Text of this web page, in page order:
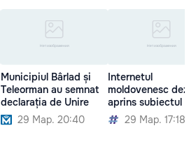
Municipiul Bârlad și
Teleorman au semnat
declarația de Unire
29 Мар. 20:40
Internetul
moldovenesc
aprins subiectul
29 Мар. 17:18